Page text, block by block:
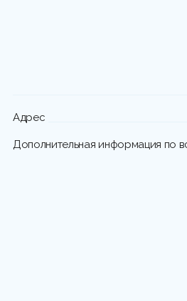
Адрес
Дополнительная информация по